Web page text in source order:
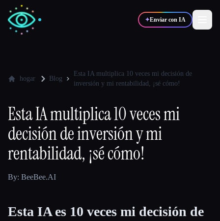
✦Enviar con IA
🎨 Diseñadores
💻 Desarrolladores 📈
🎓Estudiantes 🎬Creadores
Comparar herramientas
hogar Blog
Esta IA multiplica 10 veces mi decisión de
inversión y mi rentabilidad, ¡sé cómo!
Esta IA multiplica 10 veces mi
decisión de inversión y mi
rentabilidad, ¡sé cómo!
By: BeeBee.AI
Esta IA es 10 veces mi decisión de